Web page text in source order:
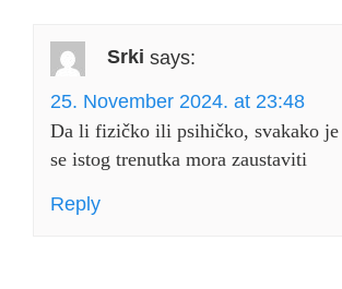
Srki says:
25. November 2024. at 23:48
Da li fizičko ili psihičko, svakako
se istog trenutka mora zaustaviti
Reply